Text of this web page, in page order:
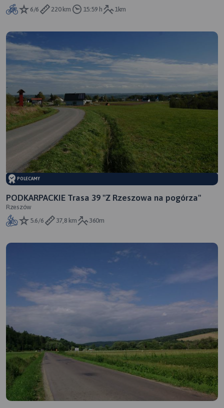
6/6
220 km 15:59 h 1km
POLECAMY
PODKARPACKIE Trasa 39 "Z Rzeszowa na pogórza"
Rzeszów
5.6/6
37,8 km 360m